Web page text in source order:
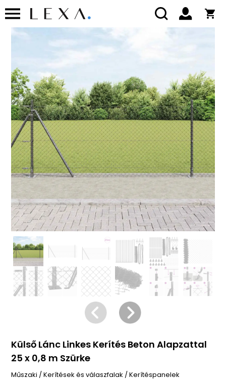
Külső Lánc Linkes Kerítés Beton Alapzattal
25 x 0,8 m Szürke
Műszaki /Kerítések és válaszfalak /Kerítéspanelek